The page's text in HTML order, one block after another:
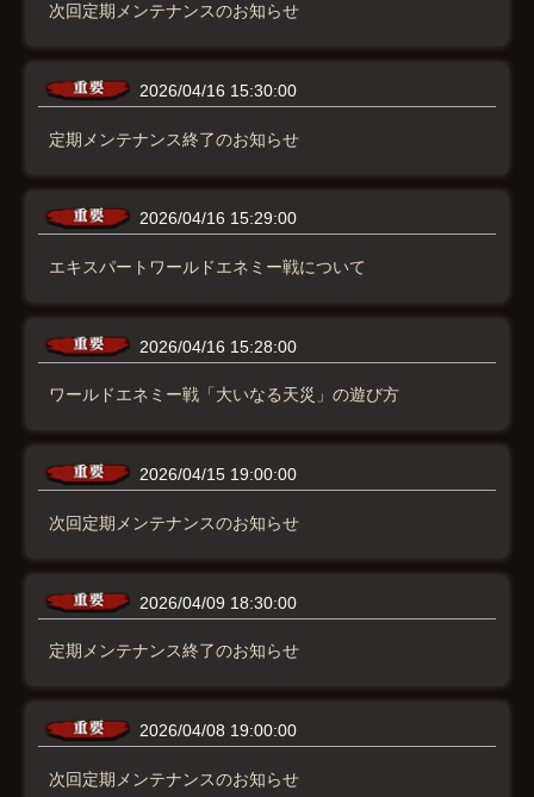
次回定期メンテナンスのお知らせ
2026/04/16 15:30:00
定期メンテナンス終了のお知らせ
2026/04/16 15:29:00
エキスパートワールドエネミー戦について
2026/04/16 15:28:00
ワールドエネミー戦「大いなる天災」の遊び方
2026/04/15 19:00:00
次回定期メンテナンスのお知らせ
2026/04/09 18:30:00
定期メンテナンス終了のお知らせ
2026/04/08 19:00:00
次回定期メンテナンスのお知らせ